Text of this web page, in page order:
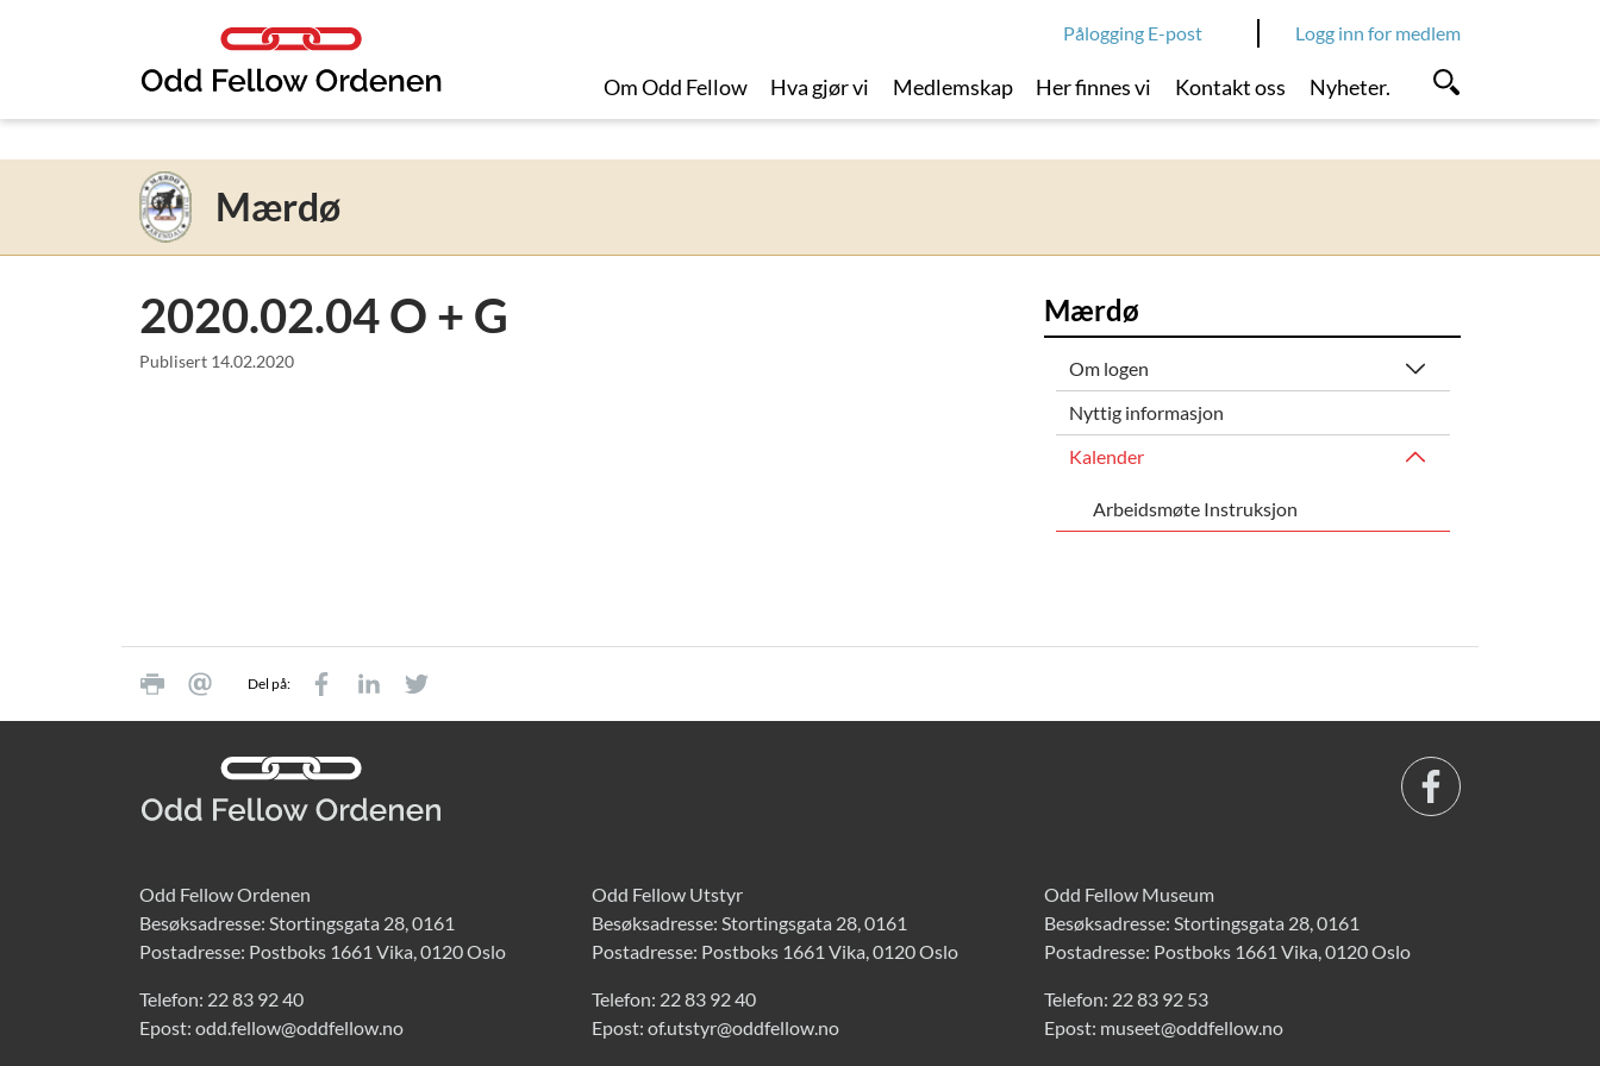
Logg inn for medlem
Pålogging E-post
Om Odd Fellow Hva gjør vi Medlemskap Her finnes vi Kontakt oss Nyheter.
Mærdø
2020.02.04 O + G
Publisert 14.02.2020
Mærdø
Om logen
Nyttig informasjon
Kalender
Arbeidsmøte Instruksjon
Del på:
Odd Fellow Ordenen
Besøksadresse: Stortingsgata 28, 0161
Postadresse: Postboks 1661 Vika, 0120 Oslo
Telefon: 22 83 92 40
Epost: odd.fellow@oddfellow.no
Odd Fellow Utstyr
Besøksadresse: Stortingsgata 28, 0161
Postadresse: Postboks 1661 Vika, 0120 Oslo
Telefon: 22 83 92 40
Epost: of.utstyr@oddfellow.no
Odd Fellow Museum
Besøksadresse: Stortingsgata 28, 0161
Postadresse: Postboks 1661 Vika, 0120 Oslo
Telefon: 22 83 92 53
Epost: museet@oddfellow.no